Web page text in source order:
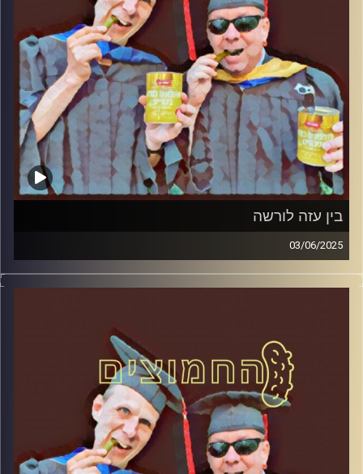
בין עזה לורשה
03/06/2025
המערכת הפוליטית על ספת הפסיכולוג, עם פרופסור בועז בן-
דוד ופרופסור גלעד הירשברגר
קרדיט תמונות:AudioVersity